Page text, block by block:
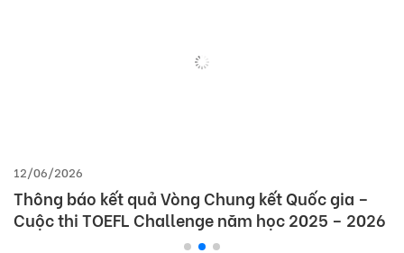
12/06/2026
Thông báo kết quả Vòng Chung kết Quốc gia –
Cuộc thi TOEFL Challenge năm học 2025 – 2026